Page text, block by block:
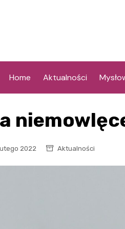
Home Aktualności
2022 Aktualności